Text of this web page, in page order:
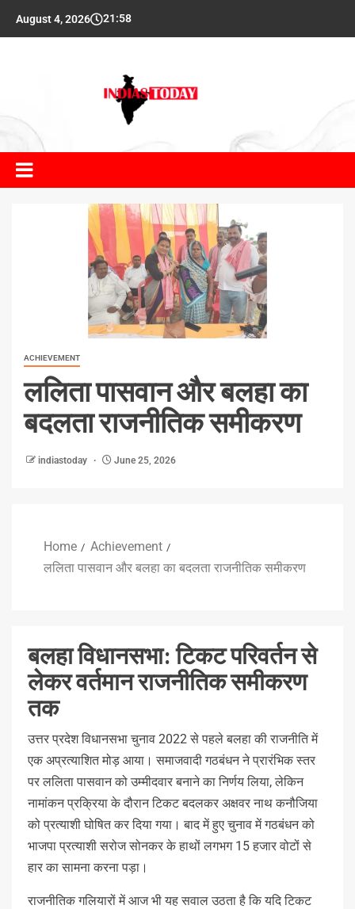
August 4, 2026 21:58
ACHIEVEMENT
ललिता पासवान और बलहा का
बदलता राजनीतिक समीकरण
indiastoday June 25, 2026
Home
Achievement
ललिता पासवान और बलहा का बदलता राजनीतिक समीकरण
बलहा विधानसभा: टिकट परिवर्तन से
लेकर वर्तमान राजनीतिक समीकरण
तक
उत्तर प्रदेश विधानसभा चुनाव 2022 से पहले बलहा की राजनीति में
एक अप्रत्याशित मोड़ आया। समाजवादी गठबंधन ने प्रारंभिक स्तर
पर ललिता पासवान को उम्मीदवार बनाने का निर्णय लिया, लेकिन
नामांकन प्रक्रिया के दौरान टिकट बदलकर अक्षवर नाथ कनौजिया
को प्रत्याशी घोषित कर दिया गया। बाद में हुए चुनाव में गठबंधन को
भाजपा प्रत्याशी सरोज सोनकर के हाथों लगभग 15 हजार वोटों से
हार का सामना करना पड़ा।
राजनीतिक गलियारों में आज भी यह सवाल उठता है कि यदि टिकट